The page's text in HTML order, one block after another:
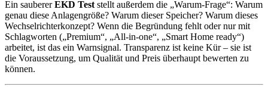
Ein saubererEKD Test stellt außerdem die „Warum-Frage“: Warum
genau diese Anlagengröße? Warum dieser Speicher? Warum dieses
Wechselrichterkonzept? Wenn die Begründung fehlt oder nur mit
Schlagworten („Premium“, „All-in-one“, „Smart Home ready“)
arbeitet, ist das ein Warnsignal. Transparenz ist keine Kür – sie ist
die Voraussetzung, um Qualität und Preis überhaupt bewerten zu
können.